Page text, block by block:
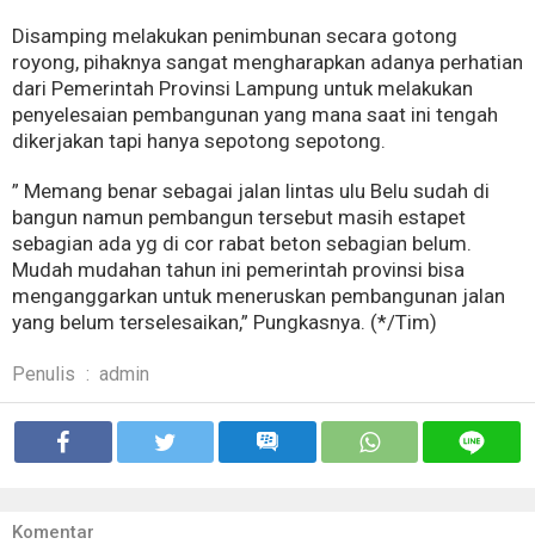
Disamping melakukan penimbunan secara gotong
royong, pihaknya sangat mengharapkan adanya perhatian
dari Pemerintah Provinsi Lampung untuk melakukan
penyelesaian pembangunan yang mana saat ini tengah
dikerjakan tapi hanya sepotong sepotong.
” Memang benar sebagai jalan lintas ulu Belu sudah di
bangun namun pembangun tersebut masih estapet
sebagian ada yg di cor rabat beton sebagian belum.
Mudah mudahan tahun ini pemerintah provinsi bisa
menganggarkan untuk meneruskan pembangunan jalan
yang belum terselesaikan,” Pungkasnya. (*/Tim)
Penulis : admin
Komentar